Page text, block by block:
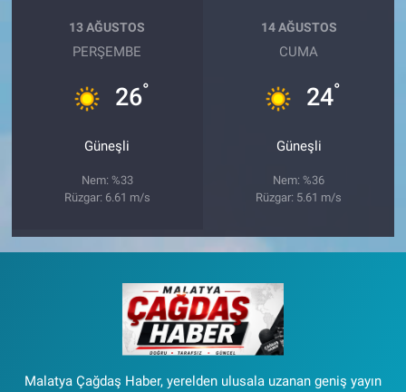
13 AĞUSTOS
PERŞEMBE
26°
Güneşli
Nem: %33
Rüzgar: 6.61 m/s
14 AĞUSTOS
CUMA
24°
Güneşli
Nem: %36
Rüzgar: 5.61 m/s
Malatya Çağdaş Haber, yerelden ulusala uzanan geniş yayın